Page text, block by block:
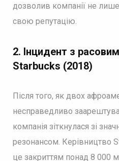
дозволив компанії не
свою репутацію.
2. Інцидент з
Starbucks (2018)
Після того, як двох
несправедливо
компанія зіткнулася зі
резонансом. Керівництво
це закриттям понад 8 000